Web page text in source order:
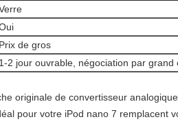
Prix de gros
1-2 jour ouvrable, négociation par grand
originale de convertisseur
pour votre iPod nano 7 remplacent